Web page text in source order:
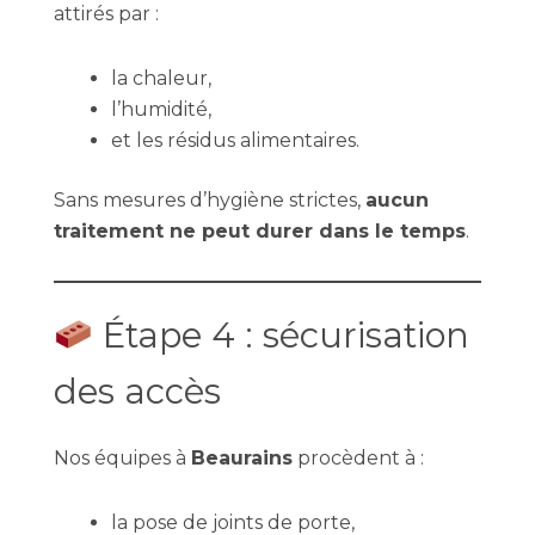
attirés par :
la chaleur,
l’humidité,
et les résidus alimentaires.
Sans mesures d’hygiène strictes, aucun
traitement ne peut durer dans le temps.
Étape 4 : sécurisation
des accès
Nos équipes à Beaurains procèdent à :
la pose de joints de porte,